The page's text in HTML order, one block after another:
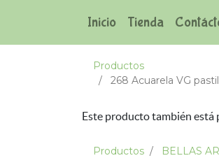
Inicio Tienda
Productos
268 Acuarela VG
Este producto también está
Productos BELLAS